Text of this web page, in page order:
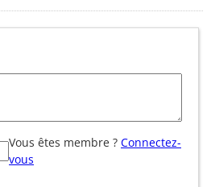
Vous êtes membre ? Connectez-
vous